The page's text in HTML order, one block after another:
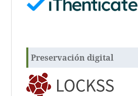
Preservación digital